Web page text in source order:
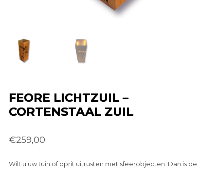
NEDERLANDS
FEORE LICHTZUIL –
CORTENSTAAL ZUIL
€259,00
Wilt u uw tuin of oprit uitrusten met sfeerobjecten. Dan is de